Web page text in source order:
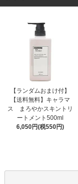
【ランダムおまけ付】
【送料無料】キャラマ
ス まろやかスキントリ
ートメント500ml
6,050円(税550円)